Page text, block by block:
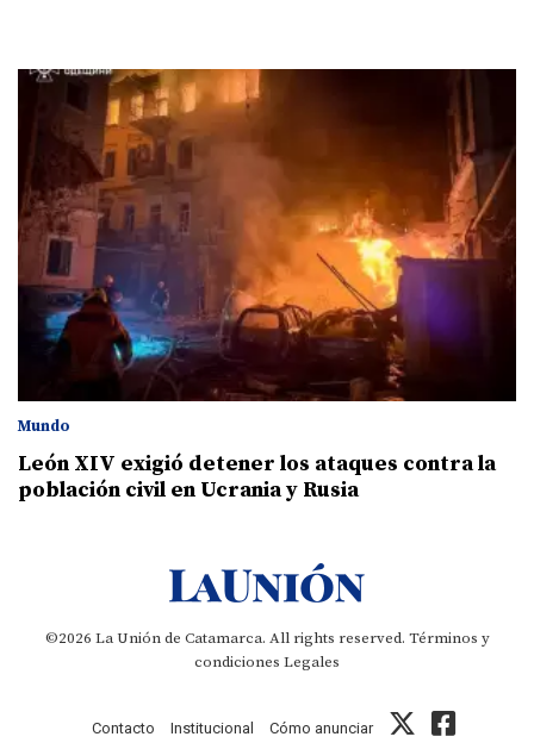
Mundo
León XIV exigió detener los ataques contra la
población civil en Ucrania y Rusia
©2026 La Unión de Catamarca. All rights reserved. Términos y
condiciones Legales
Contacto Institucional Cómo anunciar